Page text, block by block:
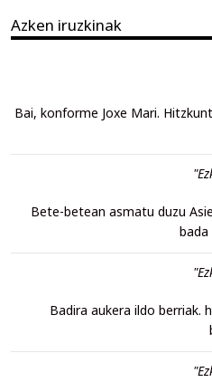
Azken iruzkinak
Bai, konforme Joxe Mari.
Bete-betean asmatu duzu
bada
Badira aukera ildo berriak.